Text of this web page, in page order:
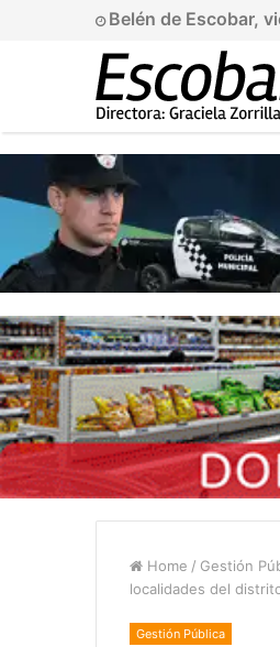
Belén de Escobar,
Home / Gestión
localidades del
Gestión Pública